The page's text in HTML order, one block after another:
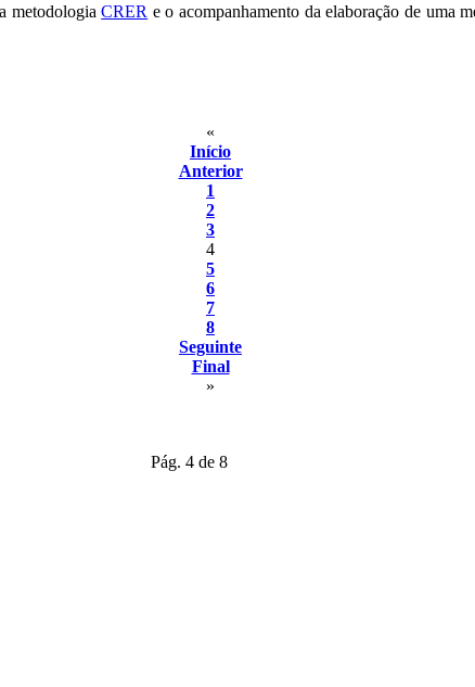
metodologiaCRER e o acompanhamento da elaboração de uma
«
Início
Anterior
1
2
3
4
5
6
7
8
Seguinte
Final
»
Pág. 4 de 8